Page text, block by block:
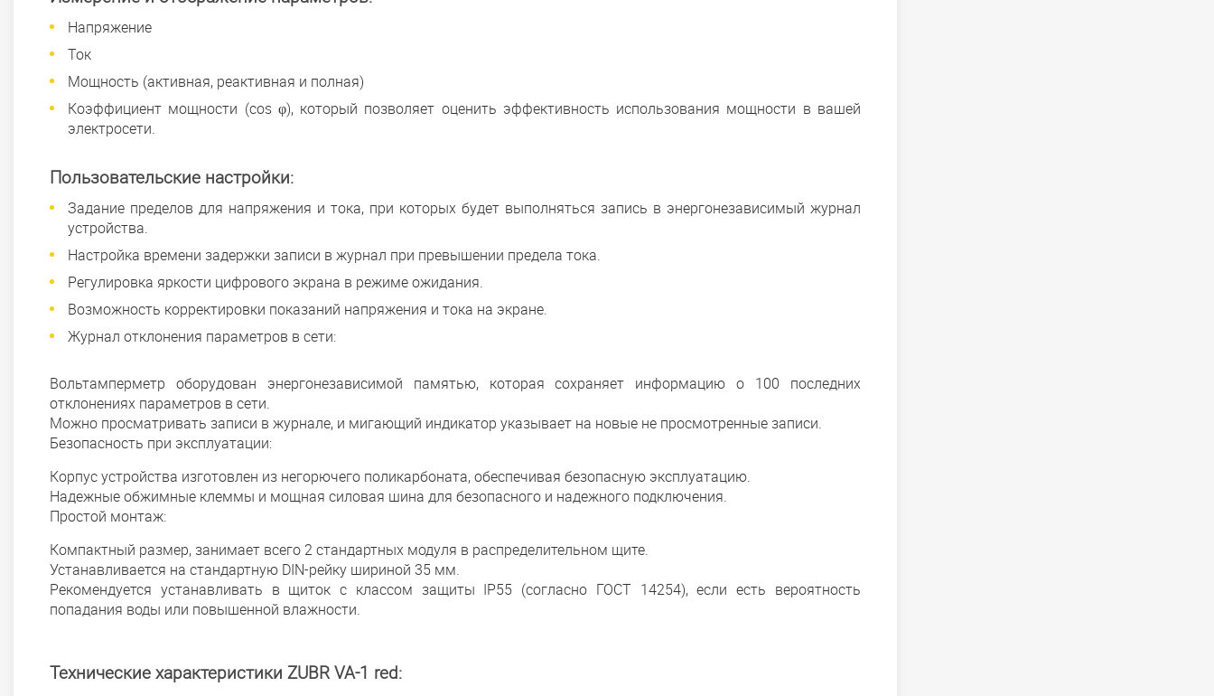
Напряжение
Ток
Мощность (активная, реактивная и полная)
Коэффициент мощности (cos φ), который позволяет оценить эффективность использования мощности в вашей
электросети.
Пользовательские настройки:
Задание пределов для напряжения и тока, при которых будет выполняться запись в энергонезависимый журнал
устройства.
Настройка времени задержки записи в журнал при превышении предела тока.
Регулировка яркости цифрового экрана в режиме ожидания.
Возможность корректировки показаний напряжения и тока на экране.
Журнал отклонения параметров в сети:
Вольтамперметр оборудован энергонезависимой памятью, которая сохраняет информацию о 100 последних
отклонениях параметров в сети.
Можно просматривать записи в журнале, и мигающий индикатор указывает на новые не просмотренные записи.
Безопасность при эксплуатации:
Корпус устройства изготовлен из негорючего поликарбоната, обеспечивая безопасную эксплуатацию.
Надежные обжимные клеммы и мощная силовая шина для безопасного и надежного подключения.
Простой монтаж:
Компактный размер, занимает всего 2 стандартных модуля в распределительном щите.
Устанавливается на стандартную DIN-рейку шириной 35 мм.
Рекомендуется устанавливать в щиток с классом защиты IP55 (согласно ГОСТ 14254), если есть вероятность
попадания воды или повышенной влажности.
Технические характеристики ZUBR VA-1 red: